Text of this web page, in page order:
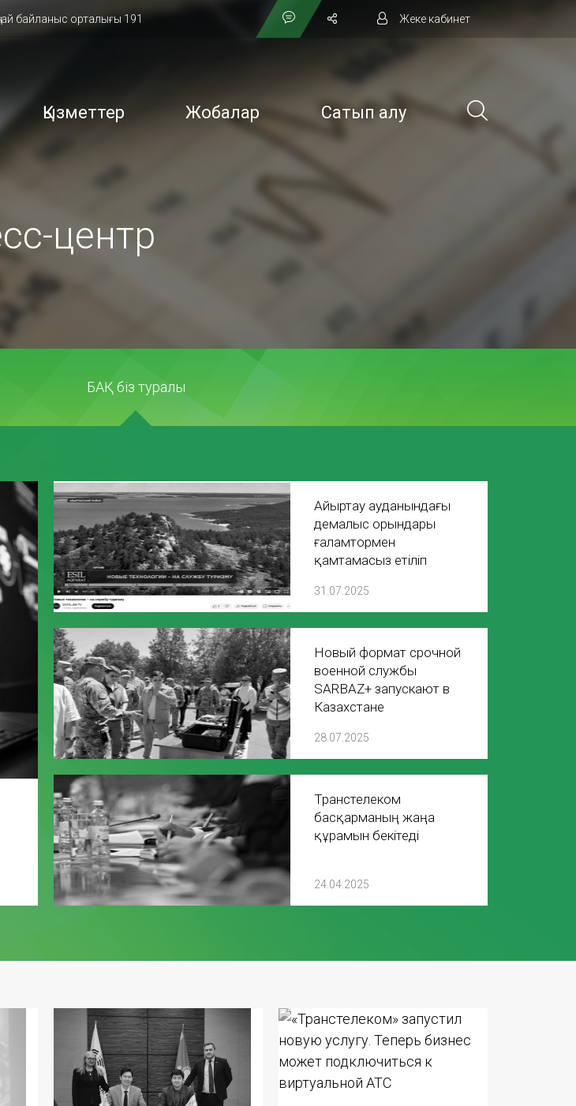
байланыс орталығы 191 Жеке кабинет
Қызметтер Жобалар Сатып алу
центр
БАҚ біз туралы
Айыртау ауданындағы
демалыс орындары
ғаламтормен
қамтамасыз етіліп
31.07.2025
Новый формат срочной
военной службы
SARBAZ+ запускают в
Казахстане
28.07.2025
Транстелеком
басқарманың жаңа
құрамын бекітеді
24.04.2025